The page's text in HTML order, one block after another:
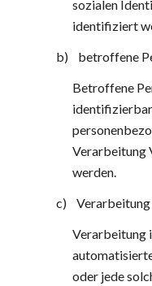
sozialen
identifiziert
b)    betroffene
Betroffene
Verarbeitung
werden.
c)    Verarbeitung
Verarbeitung
oder jede